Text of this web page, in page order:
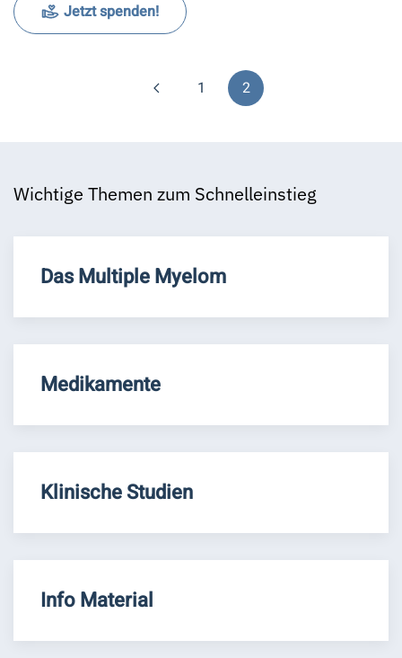
Jetzt spenden!
1 2
Wichtige Themen zum Schnelleinstieg
Das Multiple Myelom
Medikamente
Klinische Studien
Info Material